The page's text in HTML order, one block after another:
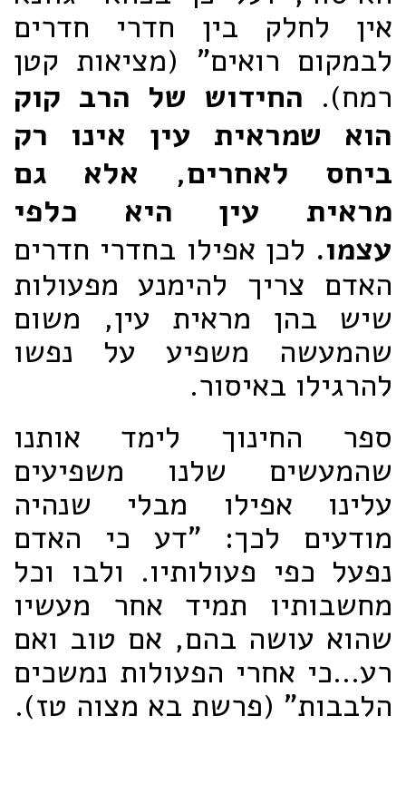
אין לחלק בין חדרי חדרים
לבמקום רואים" (מציאות קטן
רמח). החידוש של הרב קוק
הוא שמראית עין אינו רק
ביחס לאחרים, אלא גם
מראית עין היא כלפי
עצמו. לכן אפילו בחדרי חדרים
האדם צריך להימנע מפעולות
שיש בהן מראית עין, משום
שהמעשה משפיע על נפשו
להרגילו באיסור.
ספר החינוך לימד אותנו
שהמעשים שלנו משפיעים
עלינו אפילו מבלי שנהיה
מודעים לכך: "דע כי האדם
נפעל כפי פעולותיו. ולבו וכל
מחשבותיו תמיד אחר מעשיו
שהוא עושה בהם, אם טוב ואם
רע...כי אחרי הפעולות נמשכים
הלבבות" (פרשת בא מצוה טז).